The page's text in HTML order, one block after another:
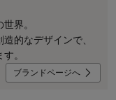
界。
的なデザインで、
。
ブランドページへ